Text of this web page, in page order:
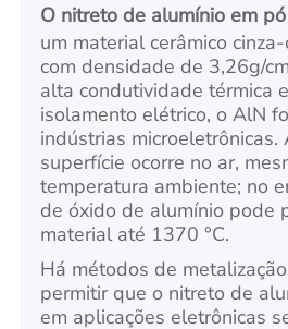
O nitreto de alumínio em
um material cerâmico
com densidade de 3,26g/
alta condutividade térmica
isolamento elétrico, o AlN
indústrias microeletrônicas.
superfície ocorre no ar,
temperatura ambiente; no
de óxido de alumínio pode
material até 1370 °C.
Há métodos de
permitir que o nitreto de
em aplicações eletrônicas